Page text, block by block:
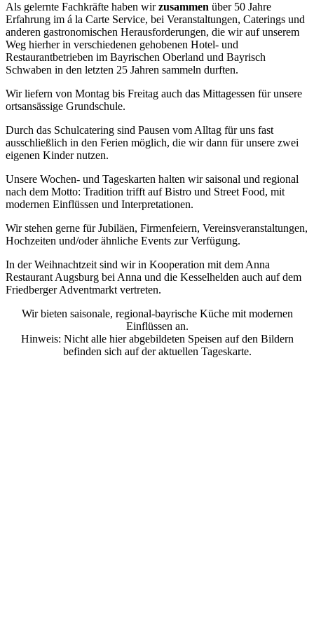
Als gelernte Fachkräfte haben wirzusammen über 50 Jahre
Erfahrung im á la Carte Service, bei Veranstaltungen, Caterings und
anderen gastronomischen Herausforderungen, die wir auf unserem
Weg hierher in verschiedenen gehobenen Hotel- und
Restaurantbetrieben im Bayrischen Oberland und Bayrisch
Schwaben in den letzten 25 Jahren sammeln durften.
Wir liefern von Montag bis Freitag auch das Mittagessen für unsere
ortsansässige Grundschule.
Durch das Schulcatering sind Pausen vom Alltag für uns fast
ausschließlich in den Ferien möglich, die wir dann für unsere zwei
eigenen Kinder nutzen.
Unsere Wochen- und Tageskarten halten wir saisonal und regional
nach dem Motto: Tradition trifft auf Bistro und Street Food, mit
modernen Einflüssen und Interpretationen.
Wir stehen gerne für Jubiläen, Firmenfeiern, Vereinsveranstaltungen,
Hochzeiten und/oder ähnliche Events zur Verfügung.
In der Weihnachtzeit sind wir in Kooperation mit dem Anna
Restaurant Augsburg bei Anna und die Kesselhelden auch auf dem
Friedberger Adventmarkt vertreten.
Wir bieten saisonale, regional-bayrische Küche mit modernen
Einflüssen an.
Hinweis: Nicht alle hier abgebildeten Speisen auf den Bildern
befinden sich auf der aktuellen Tageskarte.